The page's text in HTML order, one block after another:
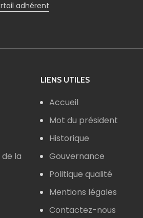
adhérent
la
LIENS UTILES
Accueil
Mot du président
Historique
Gouvernance
Politique qualité
Mentions légales
Contactez-nous